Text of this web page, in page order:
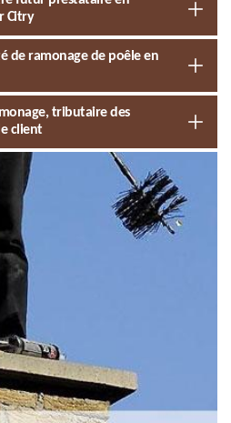
Citry
de ramonage de poêle en
tributaire des
client